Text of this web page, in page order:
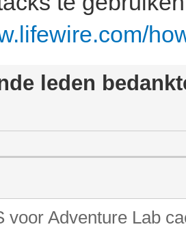
leden
voor Adventure Lab